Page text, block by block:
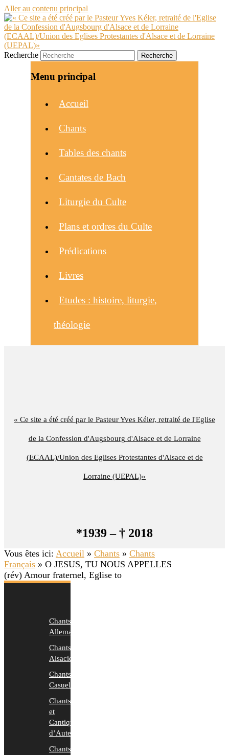
Aller au contenu principal
« Ce site a été créé par le Pasteur Yves Kéler, retraité de l'Eglise
de la Confession d'Augsbourg d'Alsace et de Lorraine
(ECAAL)/Union des Eglises Protestantes d'Alsace et de
Lorraine (UEPAL)»
*1939 – † 2018
Recherche
Menu principal
Accueil
Chants
Tables des chants
Cantates de Bach
Liturgie du Culte
Plans et ordres du Culte
Prédications
Livres
Etudes : histoire, liturgie,
théologie
Vous êtes ici: Accueil » Chants » Chants
Français » O JESUS, TU NOUS APPELLES
(rév) Amour fraternel, Eglise to
Chants
Allemands
Chants
Alsaciens
Chants
Casuels
Chants
et
Cantiques
d’Auteurs
Chants